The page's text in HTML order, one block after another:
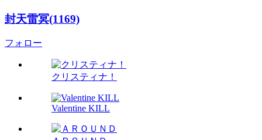
封天雷冥(1169)
フォロー
クリスティナ！
Valentine KILL